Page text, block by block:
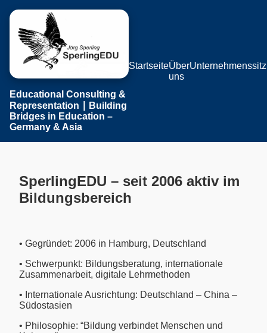
Educational Consulting &
Representation ∣ Building
Bridges in Education –
Germany & Asia
StartseiteÜber
uns
Unternehmenssitz
SperlingEDU – seit 2006 aktiv im
Bildungsbereich
• Gegründet: 2006 in Hamburg, Deutschland
• Schwerpunkt: Bildungsberatung, internationale
Zusammenarbeit, digitale Lehrmethoden
• Internationale Ausrichtung: Deutschland – China –
Südostasien
• Philosophie: “Bildung verbindet Menschen und